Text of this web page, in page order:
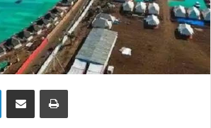
LinkedInShare via Email Print